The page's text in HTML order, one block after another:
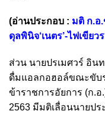
(อ่านประกอบ : มติ ก.อ
ดุลพินิจ‘เนตร’-ไฟเขีย
ส่วน นายปรเมศวร์ อิน
ดื่มแอลกอฮอล์ขณะขับ
ข้าราชการอัยการ (ก.อ
2563 มีมติเลื่อนนายป